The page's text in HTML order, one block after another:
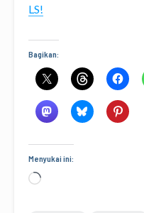
LS!
Bagikan:
Menyukai ini:
Memuat...